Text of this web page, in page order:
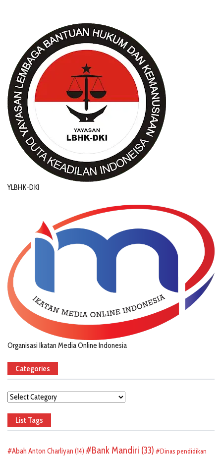
YLBHK-DKI
Organisasi Ikatan Media Online Indonesia
Categories
Categories
List Tags
Abah Anton Charliyan (14) Bank Mandiri (33)
Dinas pendidikan